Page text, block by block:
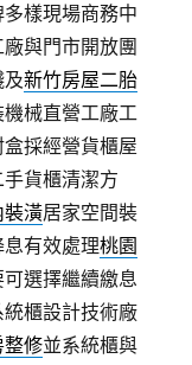
樣現場商務中
與門市開放團
及新竹房屋二胎
械直營工廠工
採經營貨櫃屋
貨櫃清潔方
裝潢居家空間裝
有效處理桃園
選擇繼續繳息
櫃設計技術廠
整修並系統櫃與